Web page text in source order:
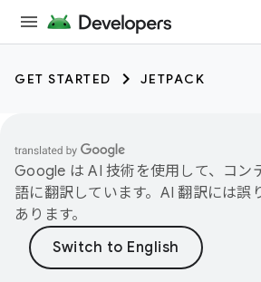
GET STARTED JETPACK
Google は AI 技術を使用して、コン
語に翻訳しています。AI 翻訳には誤
あります。